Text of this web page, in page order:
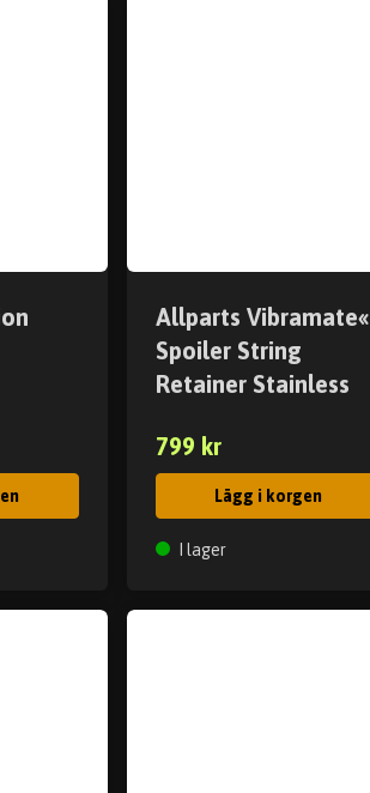
Allparts Vibramate«
Spoiler String
Retainer Stainless
799 kr
Lägg i korgen
I lager